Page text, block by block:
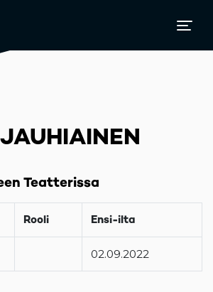
Teatterissa
Rooli Ensi-ilta
02.09.2022